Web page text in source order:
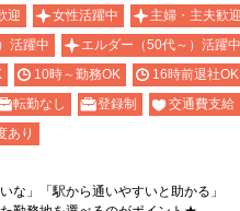
迎 女性活躍中 主婦・主夫歓迎
活躍中
エルダー（50代～）活躍中
10時～勤務OK 16時前退社OK
転勤なし 登録制 交通費支給
あり
な」「駅から通いやすいと助かる」